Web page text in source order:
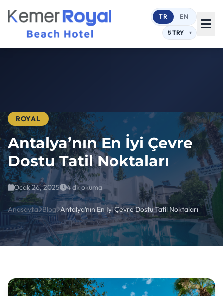
TR EN
ROYAL
Antalya’nın En İyi Çevre
Dostu Tatil Noktaları
Ocak 26, 2025 4 dk okuma
Anasayfa Blog Antalya’nın En İyi Çevre Dostu Tatil Noktaları